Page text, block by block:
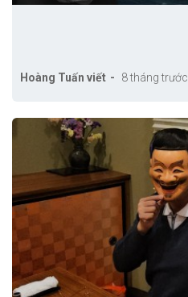
Hoàng Tuấn viết 8 tháng trước